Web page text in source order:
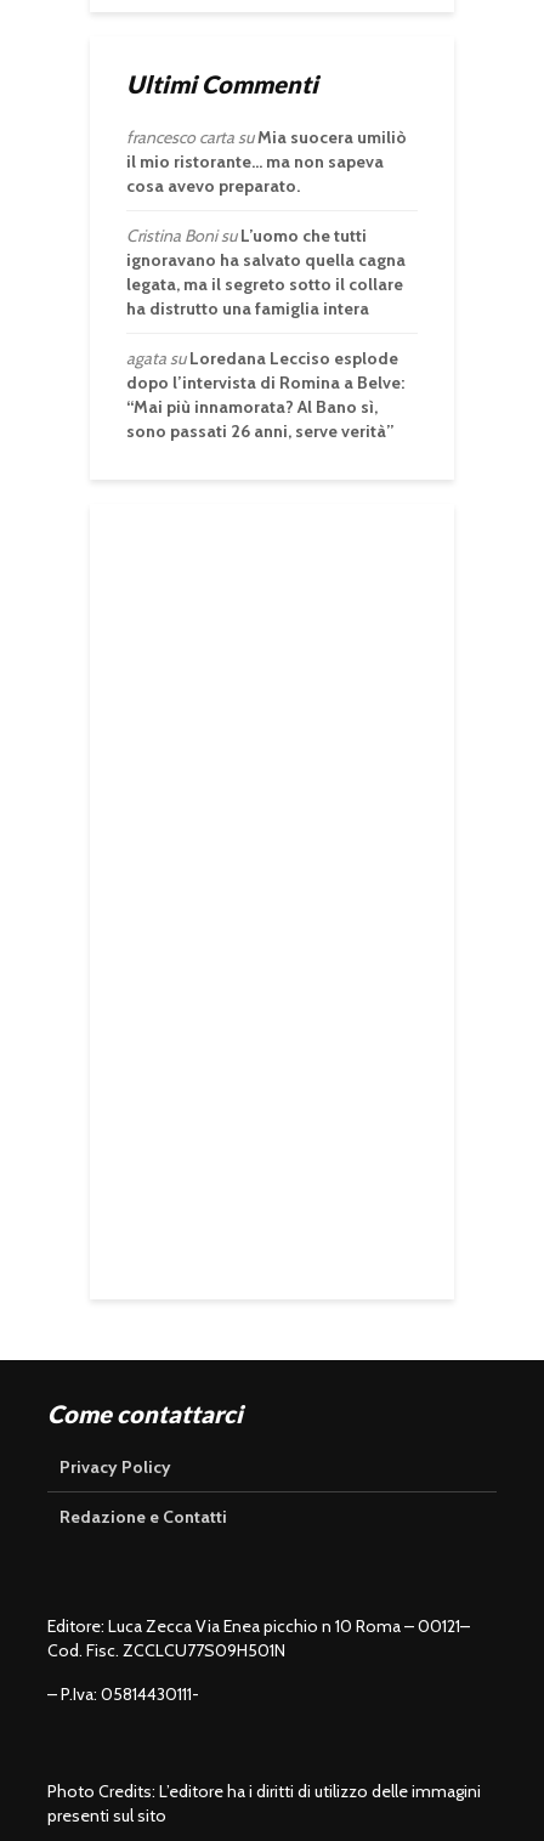
Ultimi Commenti
francesco cartasuMia suocera umiliò
il mio ristorante… ma non sapeva
cosa avevo preparato.
Cristina BonisuL’uomo che tutti
ignoravano ha salvato quella cagna
legata, ma il segreto sotto il collare
ha distrutto una famiglia intera
agatasuLoredana Lecciso esplode
dopo l’intervista di Romina a Belve:
“Mai più innamorata? Al Bano sì,
sono passati 26 anni, serve verità”
Come contattarci
Privacy Policy
Redazione e Contatti
Editore: Luca Zecca Via Enea picchio n 10 Roma – 00121–
Cod. Fisc. ZCCLCU77S09H501N
– P.Iva: 05814430111-
Photo Credits: L’editore ha i diritti di utilizzo delle immagini
presenti sul sito